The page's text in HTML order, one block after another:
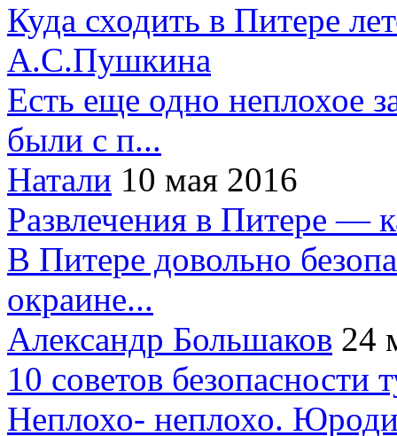
Куда сходить в Питере
А.С.Пушкина
Есть еще одно неплохое
были с п...
Натали 10 мая 2016
Развлечения в Питере —
В Питере довольно
окраине...
Александр Большаков 24
10 советов безопасности
Неплохо- неплохо.